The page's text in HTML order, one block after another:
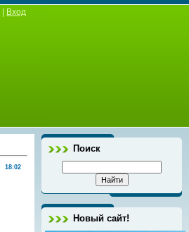
Вход
18:02
Поиск
Новый сайт!